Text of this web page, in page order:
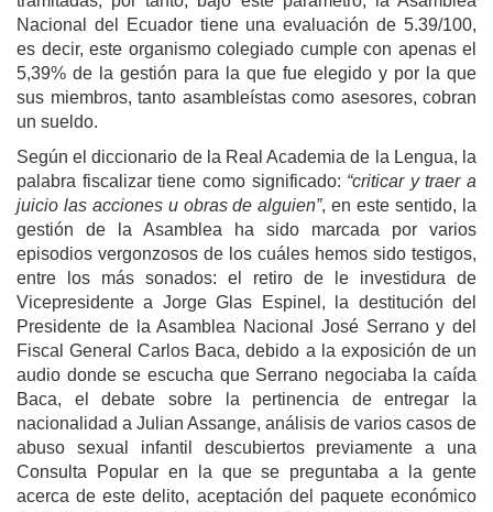
Nacional del Ecuador tiene una evaluación de 5.39/100,
es decir, este organismo colegiado cumple con apenas el
5,39% de la gestión para la que fue elegido y por la que
sus miembros, tanto asambleístas como asesores, cobran
un sueldo.
Según el diccionario de la Real Academia de la Lengua, la
palabra fiscalizar tiene como significado: “criticar y traer a
juicio las acciones u obras de alguien”, en este sentido, la
gestión de la Asamblea ha sido marcada por varios
episodios vergonzosos de los cuáles hemos sido testigos,
entre los más sonados: el retiro de le investidura de
Vicepresidente a Jorge Glas Espinel, la destitución del
Presidente de la Asamblea Nacional José Serrano y del
Fiscal General Carlos Baca, debido a la exposición de un
audio donde se escucha que Serrano negociaba la caída
Baca, el debate sobre la pertinencia de entregar la
nacionalidad a Julian Assange, análisis de varios casos de
abuso sexual infantil descubiertos previamente a una
Consulta Popular en la que se preguntaba a la gente
acerca de este delito, aceptación del paquete económico